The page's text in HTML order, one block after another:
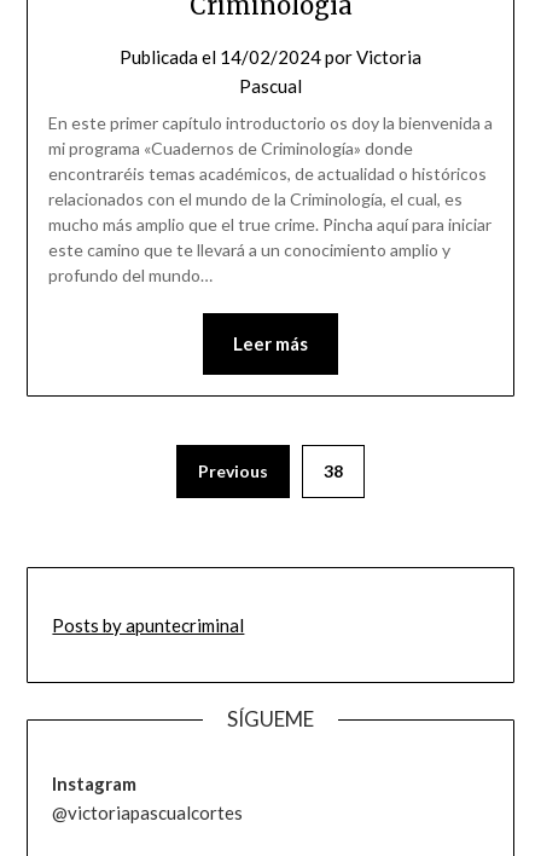
Publicada el 14/02/2024porVictoria
Pascual
En este primer capítulo introductorio os doy la bienvenida a
mi programa «Cuadernos de Criminología» donde
encontraréis temas académicos, de actualidad o históricos
relacionados con el mundo de la Criminología, el cual, es
mucho más amplio que el true crime. Pincha aquí para iniciar
este camino que te llevará a un conocimiento amplio y
profundo del mundo…
Leer más
Previous 38
Posts by apuntecriminal
SÍGUEME
Instagram
@victoriapascualcortes